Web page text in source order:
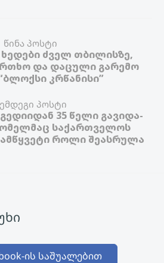
წინა პოსტი
ძველ თბილისზე,
და დაცული გარემო
კრწანისი”
პოსტი
35 წელი გავიდა-
საქართველოს
როლი შეასრულა
ის საშუალებით